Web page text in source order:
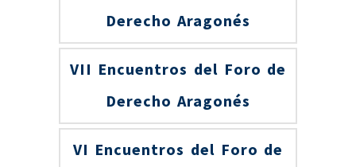
Derecho Aragonés
VII Encuentros del Foro de
Derecho Aragonés
VI Encuentros del Foro de